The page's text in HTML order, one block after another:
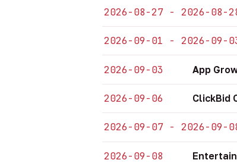
2026-08-27 - 2026-08-
2026-09-01 - 2026-09-
2026-09-03 App
2026-09-06 ClickBid
2026-09-07 - 2026-09-
2026-09-08